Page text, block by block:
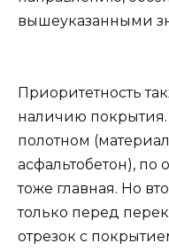
вышеуказанными
Приоритетность
наличию
полотном
асфальтобетон), по
тоже главная. Но
только перед
отрезок с